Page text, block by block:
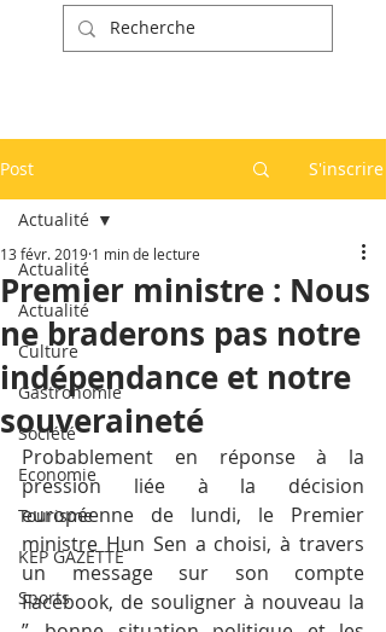
Post S'inscrire
Actualité
Actualité
Culture
Gastronomie
Société
Economie
Tourisme
KEP GAZETTE
Sports
Actualité
Premier ministre : Nous
ne braderons pas notre
indépendance et notre
souveraineté
13 févr. 2019 1 min de lecture
Probablement en réponse à la
pression liée à la décision
européenne de lundi, le Premier
ministre Hun Sen a choisi, à travers
un message sur son compte
Facebook, de souligner à nouveau la